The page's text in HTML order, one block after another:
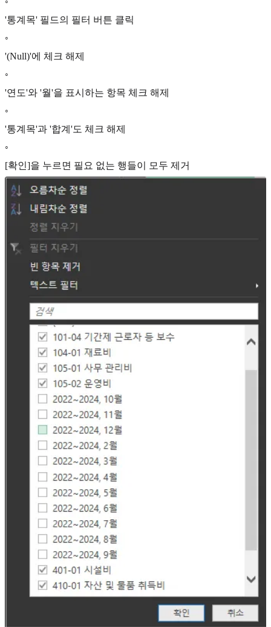
'통계목' 필드의 필터 버튼 클릭
◦
'(Null)'에 체크 해제
◦
'연도'와 '월'을 표시하는 항목 체크 해제
◦
'통계목'과 '합계'도 체크 해제
◦
[확인]을 누르면 필요 없는 행들이 모두 제거